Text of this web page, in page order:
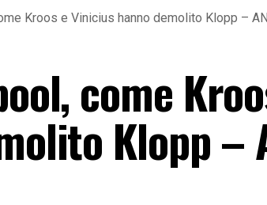
Kroos e Vinicius hanno demolito Klopp –
come
Klopp –